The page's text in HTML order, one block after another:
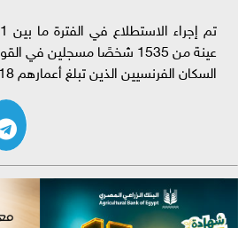
عينة من 1535 شخصًا مسجلين
السكان الفرنسيين الذين تبلغ أعمارهم 18 عامًا وأكثر.